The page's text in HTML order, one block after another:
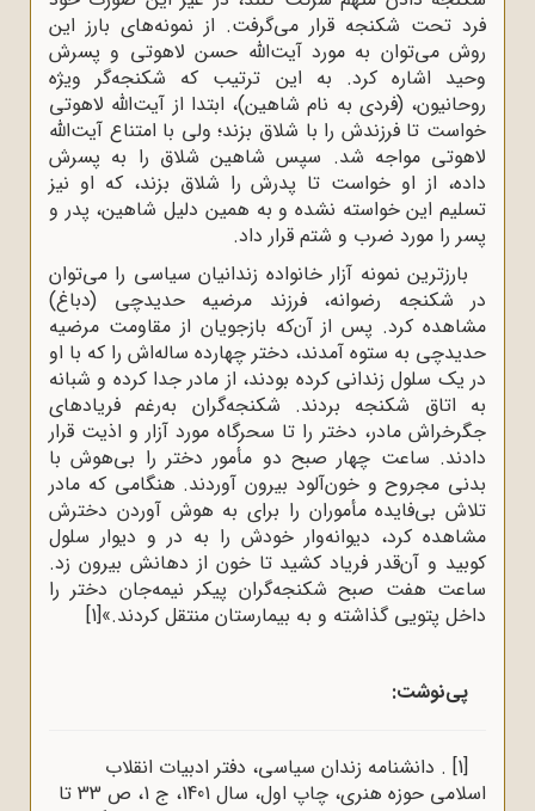
فرد تحت شکنجه قرار می‌گرفت. از نمونه‌های بارز این
روش می‌توان به مورد آیت‌الله حسن لاهوتی و پسرش
وحید اشاره کرد. به این ترتیب که شکنجه‌گر ویژه
روحانیون، (فردی به نام شاهین)، ابتدا از آیت‌الله لاهوتی
خواست تا فرزندش را با شلاق بزند؛ ولی با امتناع آیت‌الله
لاهوتی مواجه شد. سپس شاهین شلاق را به پسرش
داده، از او خواست تا پدرش را شلاق بزند، که او نیز
تسلیم این خواسته نشده و به همین دلیل شاهین، پدر و
پسر را مورد ضرب و شتم قرار داد.
بارزترین نمونه آزار خانواده زندانیان سیاسی را می‌توان
در شکنجه رضوانه، فرزند مرضیه حدیدچی (دباغ)
مشاهده کرد. پس از آن‌که بازجویان از مقاومت مرضیه
حدیدچی به ستوه آمدند، دختر چهارده ساله‌اش را که با او
در یک سلول زندانی کرده بودند، از مادر جدا کرده و شبانه
به اتاق شکنجه بردند. شکنجه‌گران به‌رغم فریادهای
جگرخراش مادر، دختر را تا سحرگاه مورد آزار و اذیت قرار
دادند. ساعت چهار صبح دو مأمور دختر را بی‌هوش با
بدنی مجروح و خون‌آلود بیرون آوردند. هنگامی که مادر
تلاش بی‌فایده مأموران را برای به هوش آوردن دخترش
مشاهده کرد، دیوانه‌وار خودش را به در و دیوار سلول
کوبید و آن‌قدر فریاد کشید تا خون از دهانش بیرون زد.
ساعت هفت صبح شکنجه‌گران پیکر نیمه‌جان دختر را
داخل پتویی گذاشته و به بیمارستان منتقل کردند.»[1]
پی‌نوشت:
[1]
. دانشنامه زندان سیاسی، دفتر ادبیات انقلاب
اسلامی حوزه هنری، چاپ اول، سال 1401، ج 1، ص 33 تا